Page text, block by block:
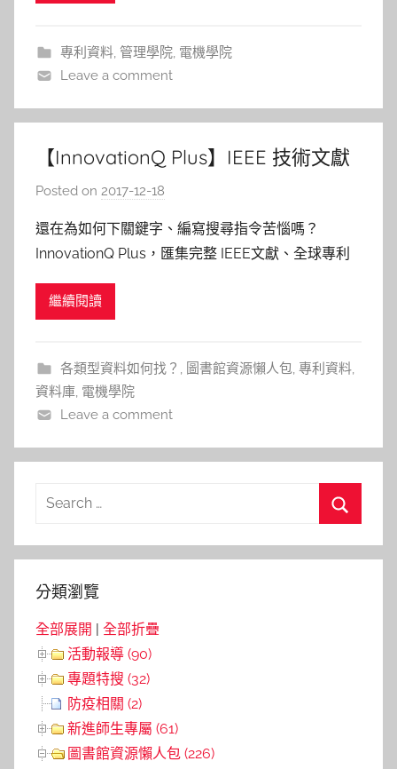
n
專利資料, 管理學院, 電機學院
Leave a comment
【InnovationQ Plus】IEEE 技術文獻
與專利同步檢索分析平台
Posted on 2017-12-18
h
l
l
a
還在為如何下關鍵字、編寫搜尋指令苦惱嗎？
InnovationQ Plus，匯集完整 IEEE文獻、全球專利
演算，協助師生進行專利和非專利的文獻搜尋，檢索
繼續閱讀
各類型資料如何找？ , 圖書館資源懶人包, 專利資料,
資料庫, 電機學院
Leave a comment
Search
分類瀏覽
全部展開 | 全部折疊
活動報導 (90)
專題特搜 (32)
防疫相關 (2)
新進師生專屬 (61)
圖書館資源懶人包 (226)